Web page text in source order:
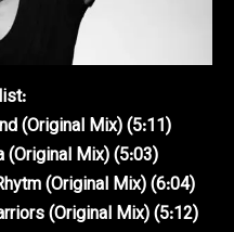
(Original Mix) (5:11)
Mix) (5:03)
(Original Mix) (6:04)
(Original Mix) (5:12)